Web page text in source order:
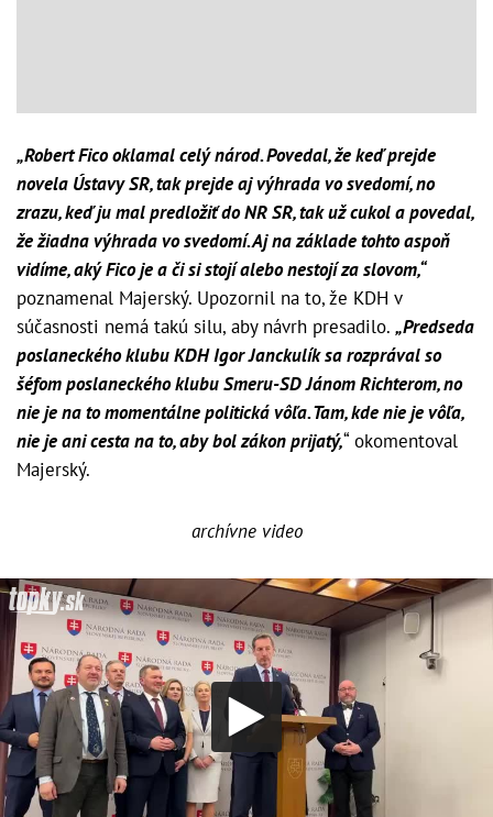
„Robert Fico oklamal celý národ. Povedal, že keď prejde
novela Ústavy SR, tak prejde aj výhrada vo svedomí, no
zrazu, keď ju mal predložiť do NR SR, tak už cukol a povedal,
že žiadna výhrada vo svedomí. Aj na základe tohto aspoň
vidíme, aký Fico je a či si stojí alebo nestojí za slovom,“
poznamenal Majerský. Upozornil na to, že KDH v
súčasnosti nemá takú silu, aby návrh presadilo. „Predseda
poslaneckého klubu KDH Igor Janckulík sa rozprával so
šéfom poslaneckého klubu Smeru-SD Jánom Richterom, no
nie je na to momentálne politická vôľa. Tam, kde nie je vôľa,
nie je ani cesta na to, aby bol zákon prijatý,“ okomentoval
Majerský.
archívne video